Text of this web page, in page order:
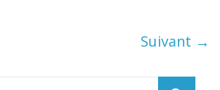
Suivant →